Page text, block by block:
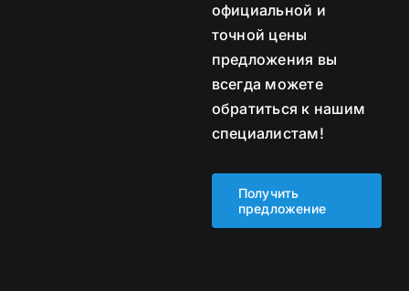
официальной и
точной цены
предложения вы
всегда можете
обратиться к нашим
специалистам!
Получить
предложение